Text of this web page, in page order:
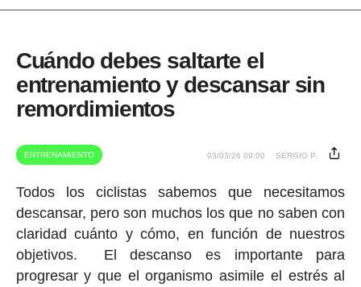
Cuándo debes saltarte el
entrenamiento y descansar sin
remordimientos
ENTRENAMIENTO 03/03/26 09:00 SERGIO P.
Todos los ciclistas sabemos que necesitamos
descansar, pero son muchos los que no saben con
claridad cuánto y cómo, en función de nuestros
objetivos. El descanso es importante para
progresar y que el organismo asimile el estrés al